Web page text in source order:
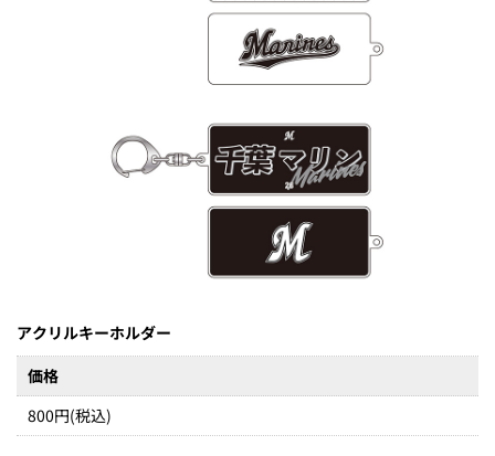
アクリルキーホルダー
価格
800円(税込)